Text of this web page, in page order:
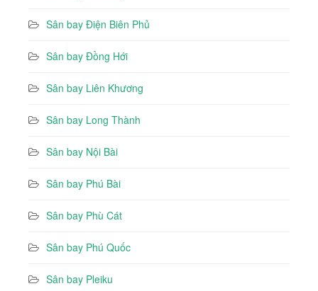
Sân bay Điện Biên Phủ
Sân bay Đồng Hới
Sân bay Liên Khương
Sân bay Long Thành
Sân bay Nội Bài
Sân bay Phú Bài
Sân bay Phù Cát
Sân bay Phú Quốc
Sân bay Pleiku